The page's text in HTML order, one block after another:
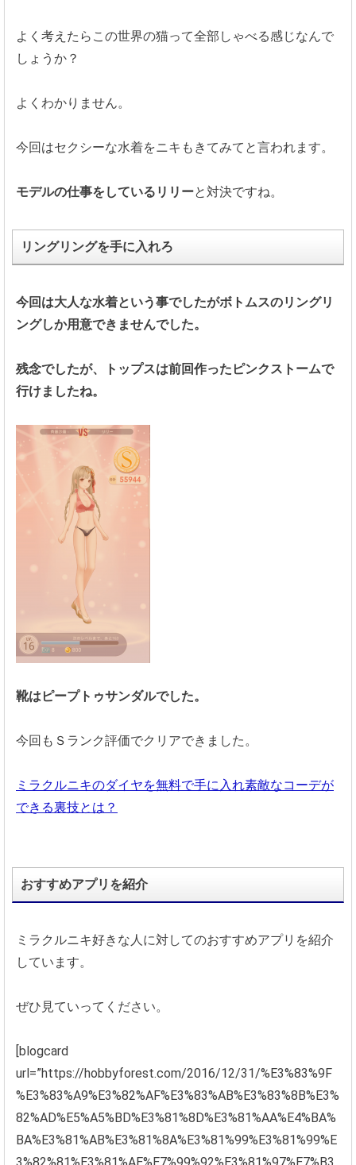
よく考えたらこの世界の猫って全部しゃべる感じなんで
しょうか？
よくわかりません。
今回はセクシーな水着をニキもきてみてと言われます。
モデルの仕事をしているリリーと対決ですね。
リングリングを手に入れろ
今回は大人な水着という事でしたがボトムスのリングリ
ングしか用意できませんでした。
残念でしたが、トップスは前回作ったピンクストームで
行けましたね。
靴はピープトゥサンダルでした。
今回もＳランク評価でクリアできました。
ミラクルニキのダイヤを無料で手に入れ素敵なコーデが
できる裏技とは？
おすすめアプリを紹介
ミラクルニキ好きな人に対してのおすすめアプリを紹介
しています。
ぜひ見ていってください。
[blogcard
url=”https://hobbyforest.com/2016/12/31/%E3%83%9F
%E3%83%A9%E3%82%AF%E3%83%AB%E3%83%8B%E3%
82%AD%E5%A5%BD%E3%81%8D%E3%81%AA%E4%BA%
BA%E3%81%AB%E3%81%8A%E3%81%99%E3%81%99%E